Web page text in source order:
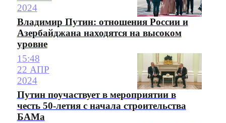
2024
Владимир Путин: отношения России и
Азербайджана находятся на высоком
уровне
15:48
22 АПР
2024
Путин поучаствует в мероприятии в
честь 50-летия с начала строительства
БАМа